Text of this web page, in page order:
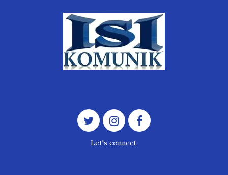
Let's connect.